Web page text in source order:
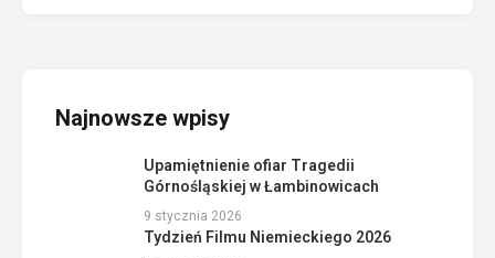
Najnowsze wpisy
Upamiętnienie ofiar Tragedii
Górnośląskiej w Łambinowicach
9 stycznia 2026
Tydzień Filmu Niemieckiego 2026